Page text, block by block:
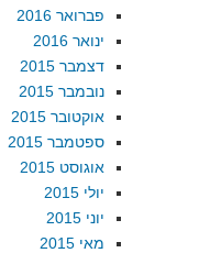
פברואר 2016
ינואר 2016
דצמבר 2015
נובמבר 2015
אוקטובר 2015
ספטמבר 2015
אוגוסט 2015
יולי 2015
יוני 2015
מאי 2015